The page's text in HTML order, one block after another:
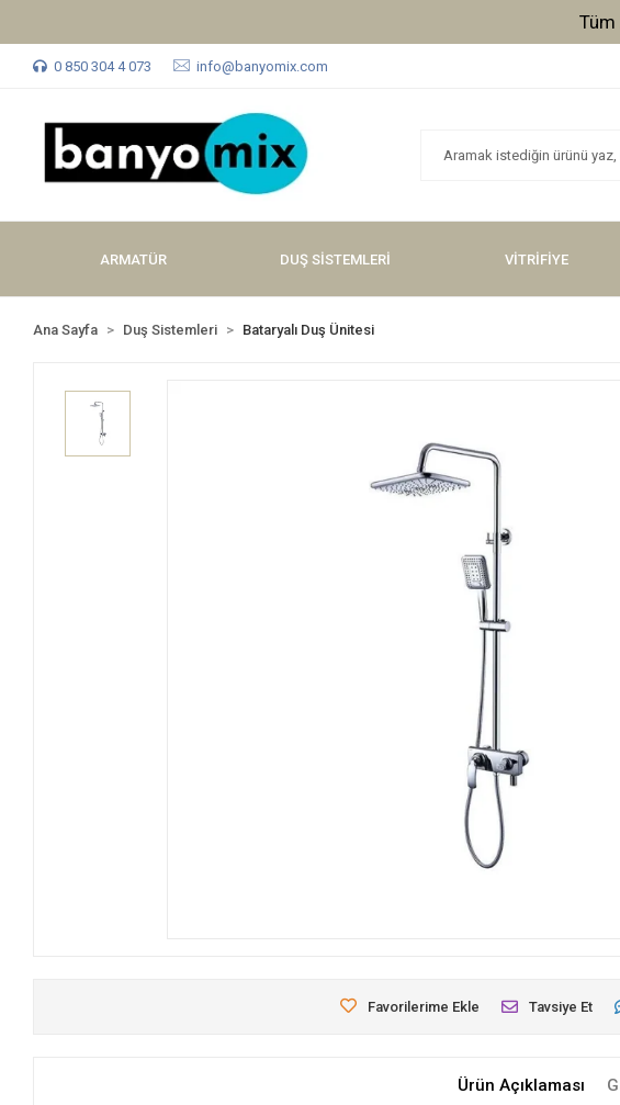
Tüm
0 850 304 4 073 info@banyomix.com
ARMATÜR DUŞ SİSTEMLERİ VİTRİFİYE
Ana Sayfa Duş Sistemleri Bataryalı Duş Ünitesi
Favorilerime Ekle Tavsiye Et
Ürün Açıklaması